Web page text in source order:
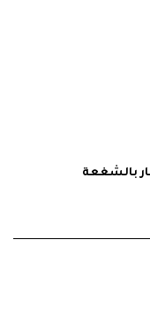
بالشغعة